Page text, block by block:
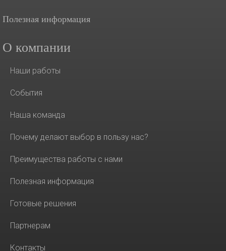
Полезная информация
О компании
Наши работы
События
Наша команда
Почему делают выбор в пользу нас?
Преимущества работы с нами
Полезная информация
Готовые решения
Партнерам
Контакты